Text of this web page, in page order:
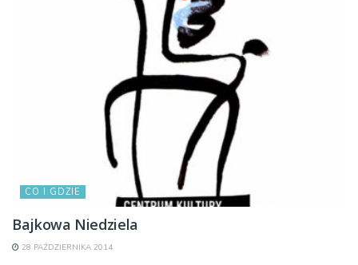
CO I GDZIE
Bajkowa Niedziela
28 PAŹDZIERNIKA 2014